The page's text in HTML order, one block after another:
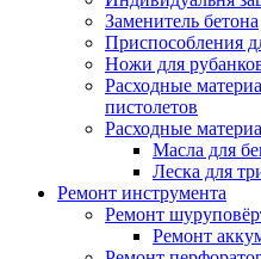
Заменитель бетона
Приспособления
Ножи для
Расходные
пистолетов
Расходные
Масла для
Леска для
Ремонт инструмента
Ремонт
Ремонт